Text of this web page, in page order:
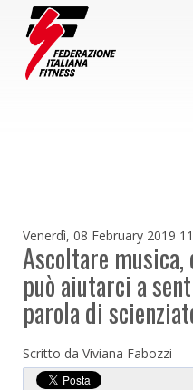
Venerdì, 08 February 2019
Ascoltare musica,
può aiutarci a
parola di
Scritto da Viviana Fabozzi